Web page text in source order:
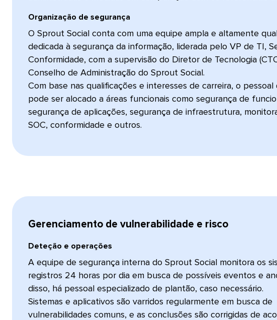
Organização de segurança​​
O Sprout Social conta com uma equipe ampla e altamente
dedicada à segurança da informação, liderada pelo VP de TI,
Conformidade, com a supervisão do Diretor de Tecnologia
Conselho de Administração do Sprout Social.
Com base nas qualificações e interesses de carreira, o pessoal
pode ser alocado a áreas funcionais como segurança de
segurança de aplicações, segurança de infraestrutura,
SOC, conformidade e outros.​​
Gerenciamento de vulnerabilidade e risco​​
Deteção e operações​​
A equipe de segurança interna do Sprout Social monitora os
registros 24 horas por dia em busca de possíveis eventos e
disso, há pessoal especializado de plantão, caso necessário.
Sistemas e aplicativos são varridos regularmente em busca de
vulnerabilidades comuns, e as conclusões são corrigidas de